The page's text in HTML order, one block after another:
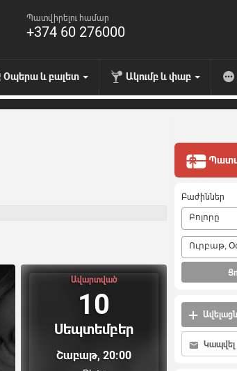
Պատվիրելու համար
+374 60 276000
Օպերա և բալետ Ակումբ և փաբ
Ավարտված
10
Սեպտեմբեր
Շաբաթ, 20:00
Բաժիններ
Բոլորը
Կապվել